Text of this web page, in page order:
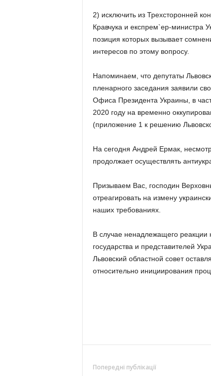
2) исключить из Трехсторонней
Кравчука и експрем`ер-министра
позиция которых вызывает
интересов по этому вопросу.
Напоминаем, что депутаты
пленарного заседания заявили
Офиса Президента Украины, в
2020 году на временно
(приложение 1 к решению
На сегодня Андрей Ермак,
продолжает осуществлять
Призываем Вас, господин
отреагировать на измену
наших требованиях.
В случае ненадлежащего реакции
государства и представителей
Львовский областной совет
относительно инициирования
Попередні публікації